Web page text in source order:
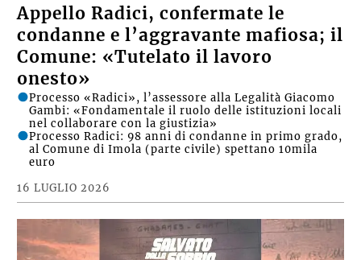
Appello Radici, confermate le
condanne e l’aggravante mafiosa; il
Comune: «Tutelato il lavoro
onesto»
16 LUGLIO 2026
Processo «Radici», l’assessore alla Legalità Giacomo
Gambi: «Fondamentale il ruolo delle istituzioni locali
nel collaborare con la giustizia»
Processo Radici: 98 anni di condanne in primo grado,
al Comune di Imola (parte civile) spettano 10mila
euro